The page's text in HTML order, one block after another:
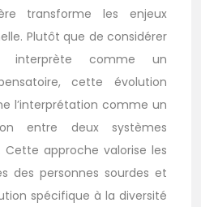
transforme les enjeux
Plutôt que de considérer
comme un
cette évolution
l’interprétation comme un
entre deux systèmes
Cette approche valorise les
des personnes sourdes et
spécifique à la diversité